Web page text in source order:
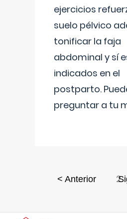
ejercicios
suelo pélvico
tonificar la faja
abdominal y sí
indicados en el
postparto.
preguntar a tu
< Anterior 2